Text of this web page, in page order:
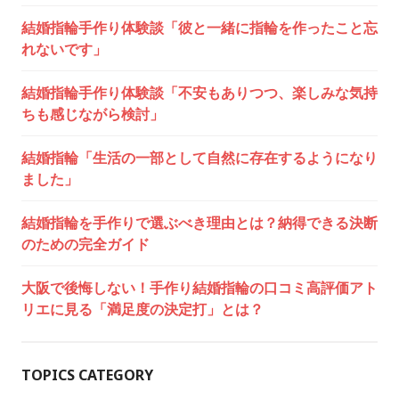
結婚指輪手作り体験談「彼と一緒に指輪を作ったこと忘
れないです」
結婚指輪手作り体験談「不安もありつつ、楽しみな気持
ちも感じながら検討」
結婚指輪「生活の一部として自然に存在するようになり
ました」
結婚指輪を手作りで選ぶべき理由とは？納得できる決断
のための完全ガイド
大阪で後悔しない！手作り結婚指輪の口コミ高評価アト
リエに見る「満足度の決定打」とは？
TOPICS CATEGORY